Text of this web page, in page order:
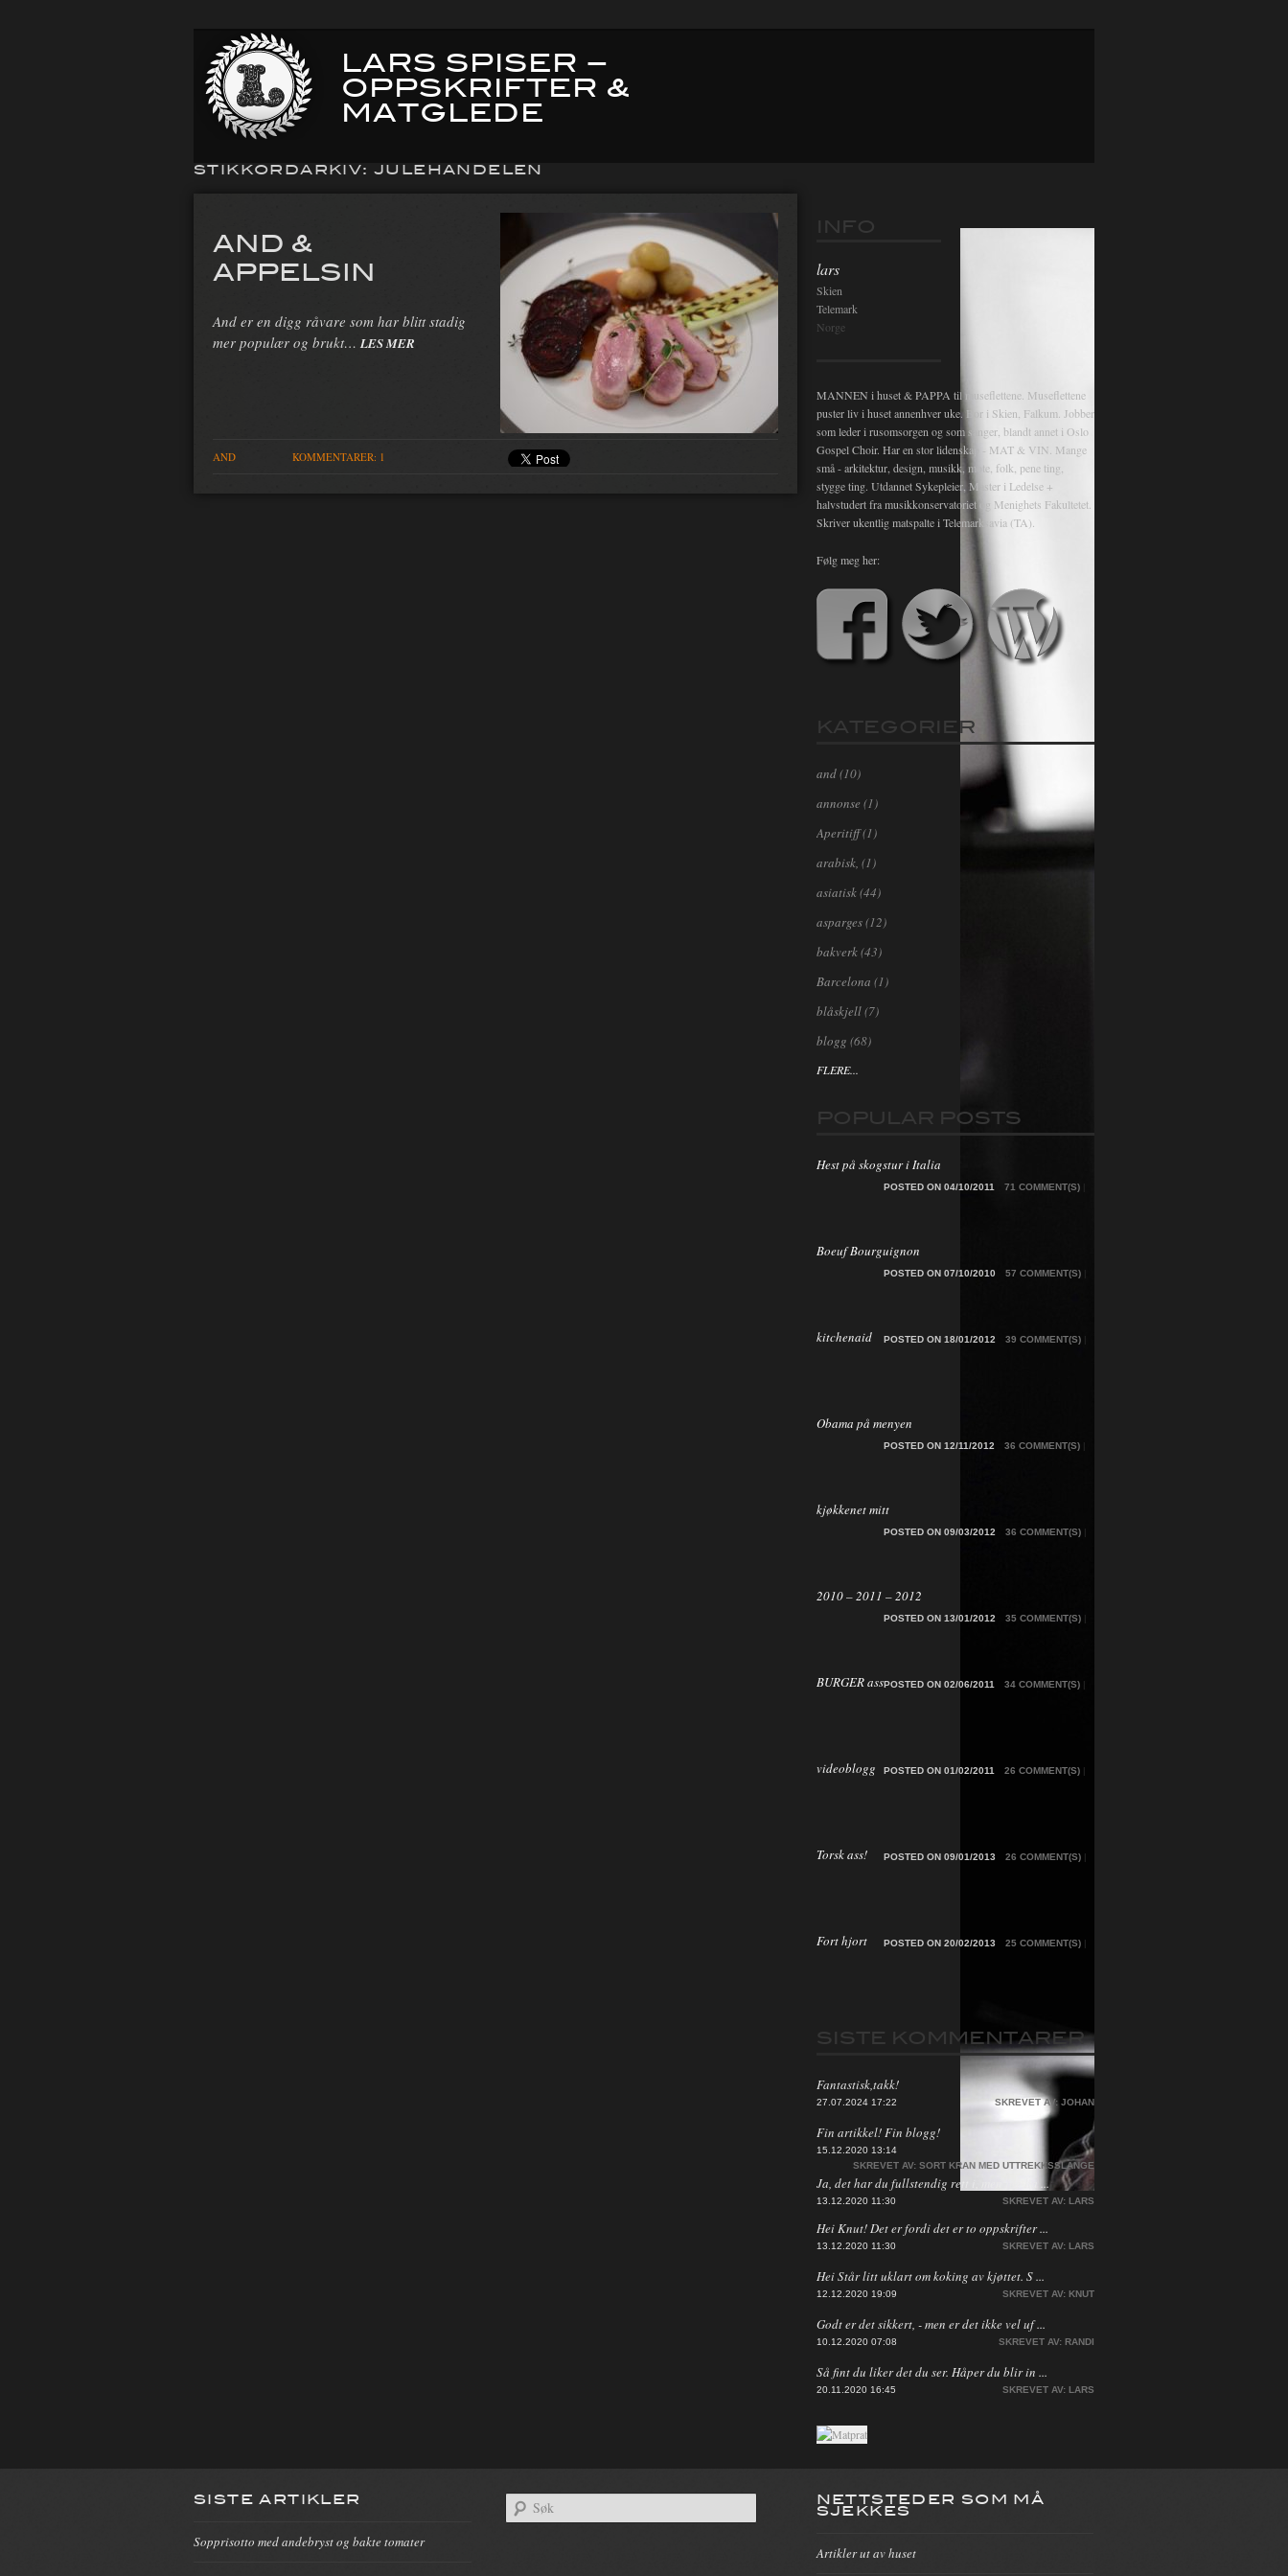
LARS SPISER –
OPPSKRIFTER &
MATGLEDE
STIKKORDARKIV: JULEHANDELEN
AND &
APPELSIN
And er en digg råvare som har blitt stadig
mer populær og brukt… LES MER
AND KOMMENTARER: 1
INFO
lars
Skien
Telemark
Norge
MANNEN i huset & PAPPA til museflettene. Museflettene
puster liv i huset annenhver uke. Bor i Skien, Falkum. Jobber
som leder i rusomsorgen og som sanger, blandt annet i Oslo
Gospel Choir. Har en stor lidenskap - MAT & VIN. Mange
små - arkitektur, design, musikk, mote, folk, pene ting,
stygge ting. Utdannet Sykepleier, Master i Ledelse +
halvstudert fra musikkonservatoriet og Menighets Fakultetet.
Skriver ukentlig matspalte i Telemarksavia (TA).
Følg meg her:
KATEGORIER
and(10)
annonse (1)
Aperitiff(1)
arabisk, (1)
asiatisk(44)
asparges(12)
bakverk(43)
Barcelona (1)
blåskjell(7)
blogg (68)
FLERE...
POPULAR POSTS
Hest på skogstur i Italia
71 COMMENT(S)
POSTED ON 04/10/2011
Boeuf Bourguignon
57 COMMENT(S)
POSTED ON 07/10/2010
kitchenaid 39 COMMENT(S)
POSTED ON 18/01/2012
Obama på menyen
36 COMMENT(S)
POSTED ON 12/11/2012
kjøkkenet mitt
36 COMMENT(S) |
POSTED ON 09/03/2012
2010 – 2011 – 2012
35 COMMENT(S) |
POSTED ON 13/01/2012
BURGER ass 34 COMMENT(S) |
POSTED ON 02/06/2011
videoblogg 26 COMMENT(S) |
POSTED ON 01/02/2011
Torsk ass! 26 COMMENT(S) |
POSTED ON 09/01/2013
Fort hjort 25 COMMENT(S) |
POSTED ON 20/02/2013
SISTE KOMMENTARER
Fantastisk,takk!
27.07.2024 17:22 SKREVET AV: JOHAN
Fin artikkel! Fin blogg!
15.12.2020 13:14
SKREVET AV: SORT KRAN MED UTTREKKSSLANGE
Ja, det har du fullstendig rett i, men jeg ha ...
13.12.2020 11:30 SKREVET AV: LARS
Hei Knut! Det er fordi det er to oppskrifter ...
13.12.2020 11:30 SKREVET AV: LARS
Hei Står litt uklart om koking av kjøttet. S ...
12.12.2020 19:09 SKREVET AV: KNUT
Godt er det sikkert, - men er det ikke vel uf ...
10.12.2020 07:08 SKREVET AV: RANDI
Så fint du liker det du ser. Håper du blir in ...
20.11.2020 16:45 SKREVET AV: LARS
SISTE ARTIKLER
Sopprisotto med andebryst og bakte tomater
NETTSTEDER SOM MÅ
SJEKKES
Artikler ut av huset